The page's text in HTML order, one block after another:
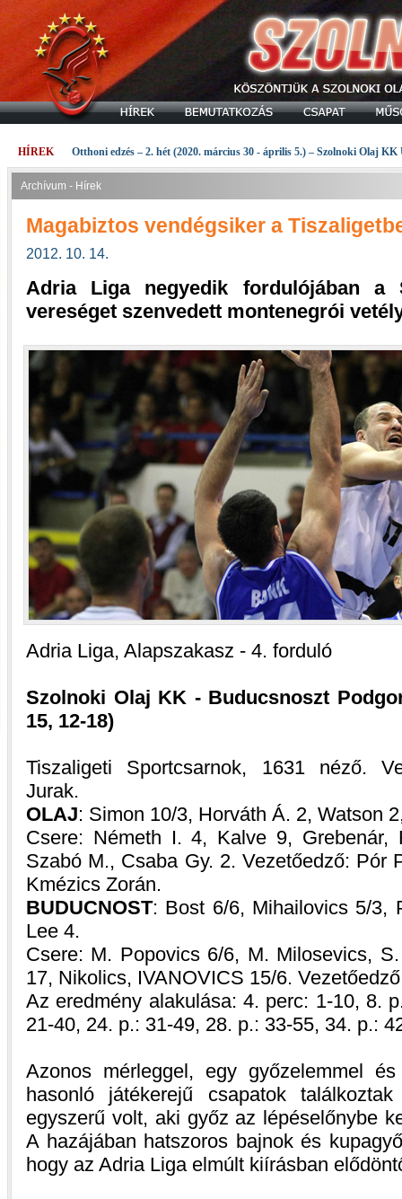
HÍREK Otthoni edzés – 2. hét (2020. március 30 - április 5.) – Szolnoki Olaj KK
Archívum - Hírek
Magabiztos vendégsiker a
2012. 10. 14.
Adria Liga negyedik fordulójában a
vereséget szenvedett montenegrói
Adria Liga, Alapszakasz - 4. forduló
Szolnoki Olaj KK - Buducsnoszt
15, 12-18)
Tiszaligeti Sportcsarnok, 1631 néző.
Jurak.
OLAJ: Simon 10/3, Horváth Á. 2, Watson
Csere: Németh I. 4, Kalve 9, Grebenár,
Szabó M., Csaba Gy. 2. Vezetőedző: Pór
Kmézics Zorán.
BUDUCNOST: Bost 6/6, Mihailovics 5/3,
Lee 4.
Csere: M. Popovics 6/6, M. Milosevics,
17, Nikolics, IVANOVICS 15/6.
Az eredmény alakulása: 4. perc: 1-10, 8.
21-40, 24. p.: 31-49, 28. p.: 33-55, 34. p.:
Azonos mérleggel, egy győzelemmel
hasonló játékerejű csapatok
egyszerű volt, aki győz az lépéselőnybe
A hazájában hatszoros bajnok és
hogy az Adria Liga elmúlt kiírásban